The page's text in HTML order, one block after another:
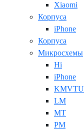
Xiaomi
Корпуса
iPhone
Корпуса
Микросхемы
Hi
iPhone
KMVTU
LM
MT
PM